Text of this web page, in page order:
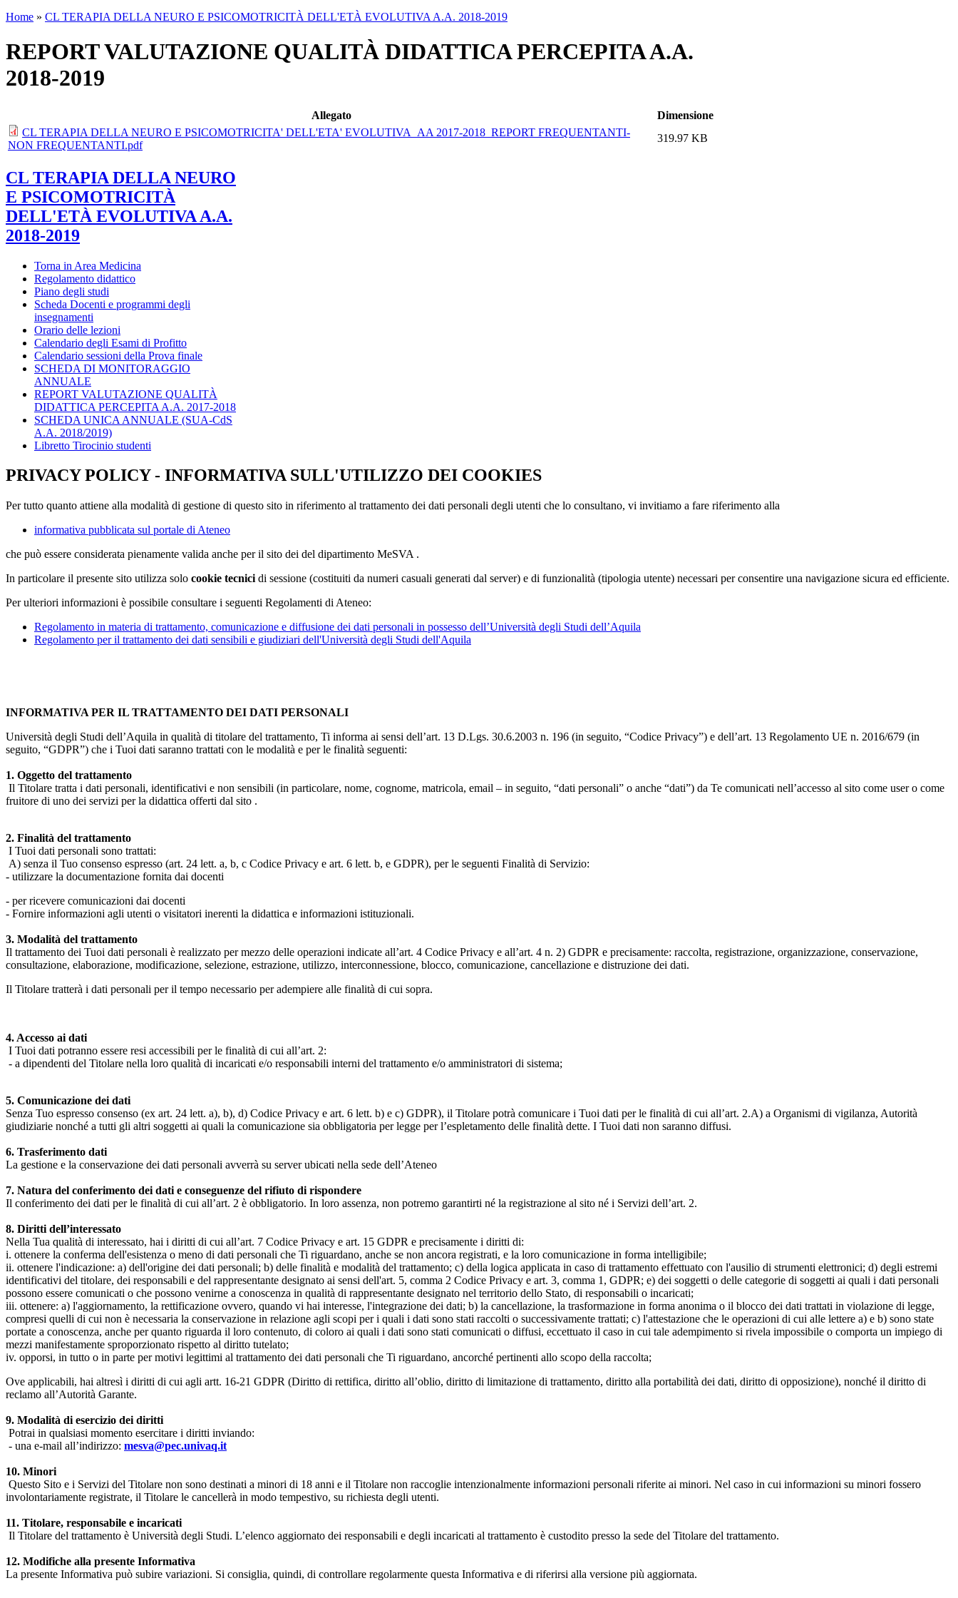
Home » CL TERAPIA DELLA NEURO E PSICOMOTRICITÀ DELL'ETÀ EVOLUTIVA A.A. 2018-2019
REPORT VALUTAZIONE QUALITÀ DIDATTICA PERCEPITA A.A.
2018-2019
Allegato
Dimensione
CL TERAPIA DELLA NEURO E PSICOMOTRICITA' DELL'ETA' EVOLUTIVA_AA 2017-2018_REPORT FREQUENTANTI-
NON FREQUENTANTI.pdf
319.97 KB
CL TERAPIA DELLA NEURO
E PSICOMOTRICITÀ
DELL'ETÀ EVOLUTIVA A.A.
2018-2019
Torna in Area Medicina
Regolamento didattico
Piano degli studi
Scheda Docenti e programmi degli
insegnamenti
Orario delle lezioni
Calendario degli Esami di Profitto
Calendario sessioni della Prova finale
SCHEDA DI MONITORAGGIO
ANNUALE
REPORT VALUTAZIONE QUALITÀ
DIDATTICA PERCEPITA A.A. 2017-2018
SCHEDA UNICA ANNUALE (SUA-CdS
A.A. 2018/2019)
Libretto Tirocinio studenti
PRIVACY POLICY - INFORMATIVA SULL'UTILIZZO DEI COOKIES
Per tutto quanto attiene alla modalità di gestione di questo sito in riferimento al trattamento dei dati personali degli utenti che lo consultano, vi invitiamo a fare riferimento alla
informativa pubblicata sul portale di Ateneo
che può essere considerata pienamente valida anche per il sito dei del dipartimento MeSVA .
In particolare il presente sito utilizza solo cookie tecnici di sessione (costituiti da numeri casuali generati dal server) e di funzionalità (tipologia utente) necessari per consentire una navigazione sicura ed efficiente.
Per ulteriori informazioni è possibile consultare i seguenti Regolamenti di Ateneo:
Regolamento in materia di trattamento, comunicazione e diffusione dei dati personali in possesso dell’Università degli Studi dell’Aquila
Regolamento per il trattamento dei dati sensibili e giudiziari dell'Università degli Studi dell'Aquila
INFORMATIVA PER IL TRATTAMENTO DEI DATI PERSONALI
Università degli Studi dell’Aquila in qualità di titolare del trattamento, Ti informa ai sensi dell’art. 13 D.Lgs. 30.6.2003 n. 196 (in seguito, “Codice Privacy”) e dell’art. 13 Regolamento UE n. 2016/679 (in
seguito, “GDPR”) che i Tuoi dati saranno trattati con le modalità e per le finalità seguenti:
1. Oggetto del trattamento
Il Titolare tratta i dati personali, identificativi e non sensibili (in particolare, nome, cognome, matricola, email – in seguito, “dati personali” o anche “dati”) da Te comunicati nell’accesso al sito come user o come
fruitore di uno dei servizi per la didattica offerti dal sito .
2. Finalità del trattamento
I Tuoi dati personali sono trattati:
A) senza il Tuo consenso espresso (art. 24 lett. a, b, c Codice Privacy e art. 6 lett. b, e GDPR), per le seguenti Finalità di Servizio:
- utilizzare la documentazione fornita dai docenti
- per ricevere comunicazioni dai docenti
- Fornire informazioni agli utenti o visitatori inerenti la didattica e informazioni istituzionali.
3. Modalità del trattamento
Il trattamento dei Tuoi dati personali è realizzato per mezzo delle operazioni indicate all’art. 4 Codice Privacy e all’art. 4 n. 2) GDPR e precisamente: raccolta, registrazione, organizzazione, conservazione,
consultazione, elaborazione, modificazione, selezione, estrazione, utilizzo, interconnessione, blocco, comunicazione, cancellazione e distruzione dei dati.
Il Titolare tratterà i dati personali per il tempo necessario per adempiere alle finalità di cui sopra.
4. Accesso ai dati
I Tuoi dati potranno essere resi accessibili per le finalità di cui all’art. 2:
- a dipendenti del Titolare nella loro qualità di incaricati e/o responsabili interni del trattamento e/o amministratori di sistema;
5. Comunicazione dei dati
Senza Tuo espresso consenso (ex art. 24 lett. a), b), d) Codice Privacy e art. 6 lett. b) e c) GDPR), il Titolare potrà comunicare i Tuoi dati per le finalità di cui all’art. 2.A) a Organismi di vigilanza, Autorità
giudiziarie nonché a tutti gli altri soggetti ai quali la comunicazione sia obbligatoria per legge per l’espletamento delle finalità dette. I Tuoi dati non saranno diffusi.
6. Trasferimento dati
La gestione e la conservazione dei dati personali avverrà su server ubicati nella sede dell’Ateneo
7. Natura del conferimento dei dati e conseguenze del rifiuto di rispondere
Il conferimento dei dati per le finalità di cui all’art. 2 è obbligatorio. In loro assenza, non potremo garantirti né la registrazione al sito né i Servizi dell’art. 2.
8. Diritti dell’interessato
Nella Tua qualità di interessato, hai i diritti di cui all’art. 7 Codice Privacy e art. 15 GDPR e precisamente i diritti di:
i. ottenere la conferma dell'esistenza o meno di dati personali che Ti riguardano, anche se non ancora registrati, e la loro comunicazione in forma intelligibile;
ii. ottenere l'indicazione: a) dell'origine dei dati personali; b) delle finalità e modalità del trattamento; c) della logica applicata in caso di trattamento effettuato con l'ausilio di strumenti elettronici; d) degli estremi
identificativi del titolare, dei responsabili e del rappresentante designato ai sensi dell'art. 5, comma 2 Codice Privacy e art. 3, comma 1, GDPR; e) dei soggetti o delle categorie di soggetti ai quali i dati personali
possono essere comunicati o che possono venirne a conoscenza in qualità di rappresentante designato nel territorio dello Stato, di responsabili o incaricati;
iii. ottenere: a) l'aggiornamento, la rettificazione ovvero, quando vi hai interesse, l'integrazione dei dati; b) la cancellazione, la trasformazione in forma anonima o il blocco dei dati trattati in violazione di legge,
compresi quelli di cui non è necessaria la conservazione in relazione agli scopi per i quali i dati sono stati raccolti o successivamente trattati; c) l'attestazione che le operazioni di cui alle lettere a) e b) sono state
portate a conoscenza, anche per quanto riguarda il loro contenuto, di coloro ai quali i dati sono stati comunicati o diffusi, eccettuato il caso in cui tale adempimento si rivela impossibile o comporta un impiego di
mezzi manifestamente sproporzionato rispetto al diritto tutelato;
iv. opporsi, in tutto o in parte per motivi legittimi al trattamento dei dati personali che Ti riguardano, ancorché pertinenti allo scopo della raccolta;
Ove applicabili, hai altresì i diritti di cui agli artt. 16-21 GDPR (Diritto di rettifica, diritto all’oblio, diritto di limitazione di trattamento, diritto alla portabilità dei dati, diritto di opposizione), nonché il diritto di
reclamo all’Autorità Garante.
9. Modalità di esercizio dei diritti
Potrai in qualsiasi momento esercitare i diritti inviando:
- una e-mail all’indirizzo: mesva@pec.univaq.it
10. Minori
Questo Sito e i Servizi del Titolare non sono destinati a minori di 18 anni e il Titolare non raccoglie intenzionalmente informazioni personali riferite ai minori. Nel caso in cui informazioni su minori fossero
involontariamente registrate, il Titolare le cancellerà in modo tempestivo, su richiesta degli utenti.
11. Titolare, responsabile e incaricati
Il Titolare del trattamento è Università degli Studi. L’elenco aggiornato dei responsabili e degli incaricati al trattamento è custodito presso la sede del Titolare del trattamento.
12. Modifiche alla presente Informativa
La presente Informativa può subire variazioni. Si consiglia, quindi, di controllare regolarmente questa Informativa e di riferirsi alla versione più aggiornata.